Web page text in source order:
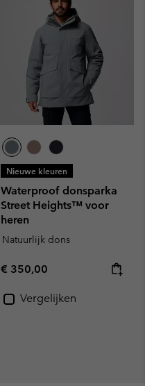
Nieuwe kleuren
Waterproof donsparka
Street Heights™ voor
heren
Natuurlijk dons
Regular price:
€ 350,00
Vergelijken